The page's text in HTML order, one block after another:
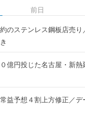
のステンレス鋼板店売
億円投じた名古屋・新
益予想４割上方修正／
前日